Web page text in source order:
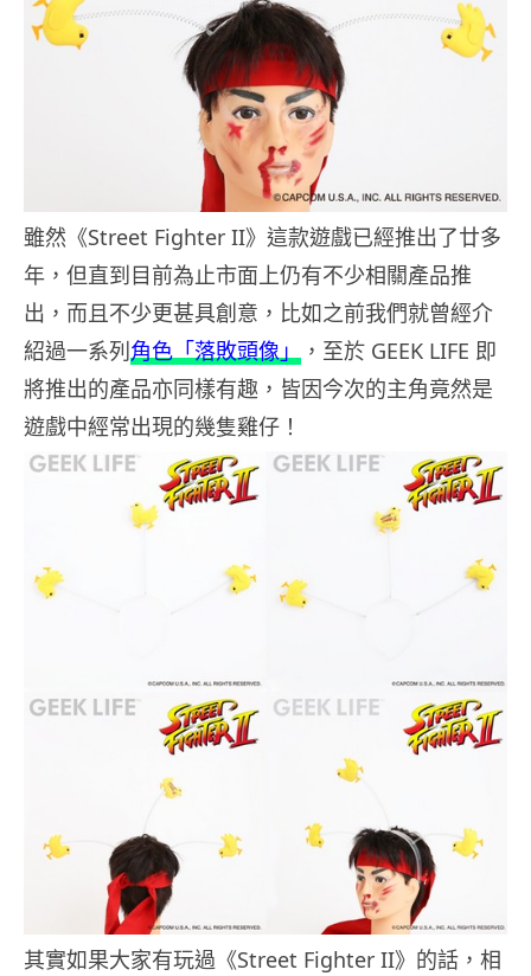
雖然《Street Fighter II》這款遊戲已經推出了廿多
年，但直到目前為止市面上仍有不少相關產品推
出，而且不少更甚具創意，比如之前我們就曾經介
紹過一系列角色「落敗頭像」 ，至於 GEEK LIFE 即
將推出的產品亦同樣有趣，皆因今次的主角竟然是
遊戲中經常出現的幾隻雞仔！
其實如果大家有玩過《Street Fighter II》的話，相